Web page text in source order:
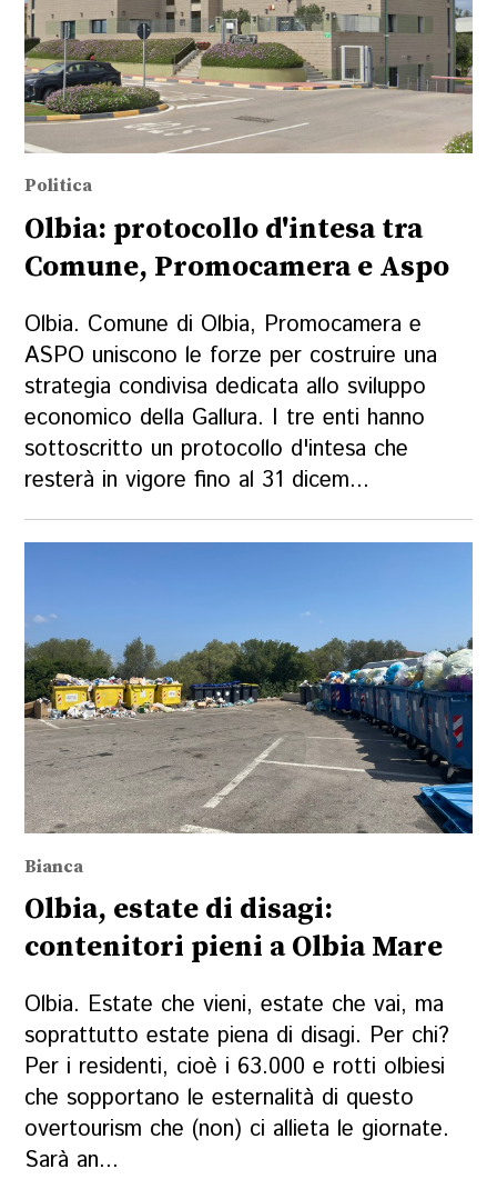
Politica
Olbia: protocollo d'intesa tra
Comune, Promocamera e Aspo
Olbia. Comune di Olbia, Promocamera e
ASPO uniscono le forze per costruire una
strategia condivisa dedicata allo sviluppo
economico della Gallura. I tre enti hanno
sottoscritto un protocollo d'intesa che
resterà in vigore fino al 31 dicem...
Bianca
Olbia, estate di disagi:
contenitori pieni a Olbia Mare
Olbia. Estate che vieni, estate che vai, ma
soprattutto estate piena di disagi. Per chi?
Per i residenti, cioè i 63.000 e rotti olbiesi
che sopportano le esternalità di questo
overtourism che (non) ci allieta le giornate.
Sarà an...